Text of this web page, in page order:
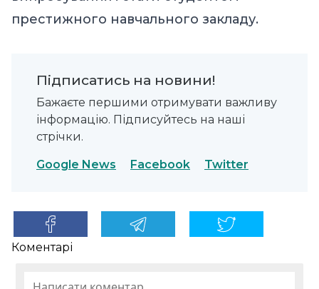
престижного навчального закладу.
Підписатись на новини!
Бажаєте першими отримувати важливу
інформацію. Підписуйтесь на наші
стрічки.
Google News Facebook Twitter
Коментарі